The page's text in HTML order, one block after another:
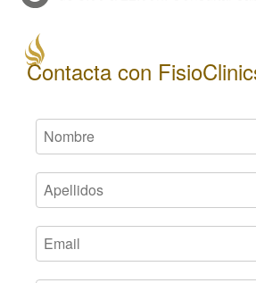
Contacta con